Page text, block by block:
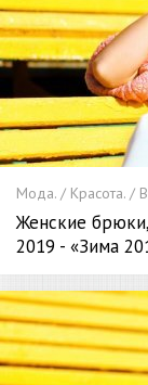
Мода. / Красота. /
Женские
2019 - «Зима